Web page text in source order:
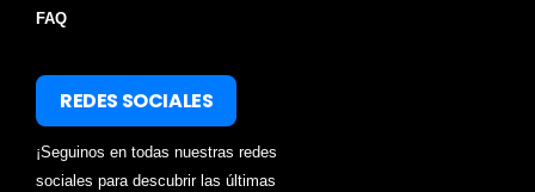
FAQ
REDES SOCIALES
¡Seguinos en todas nuestras redes
sociales para descubrir las últimas